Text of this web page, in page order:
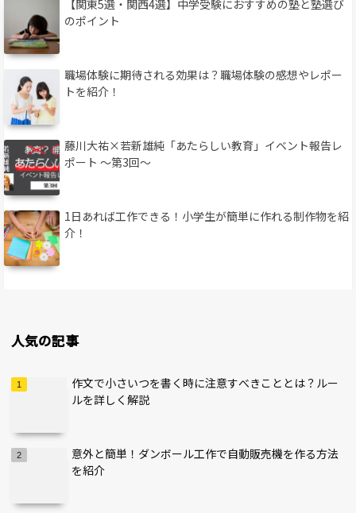
【関東5選・関西4選】中学受験におすすめの塾と塾選び
のポイント
職場体験に期待される効果は？職場体験の感想やレポー
トを紹介！
藤川大祐×若新雄純「あたらしい教育」イベント報告レ
ポート 〜第3回〜
1日あれば工作できる！小学生が簡単に作れる制作物を紹
介！
人気の記事
作文で小さいつを書く時に注意すべきこととは？ルー
ルを詳しく解説
意外と簡単！ダンボール工作で自動販売機を作る方法
を紹介